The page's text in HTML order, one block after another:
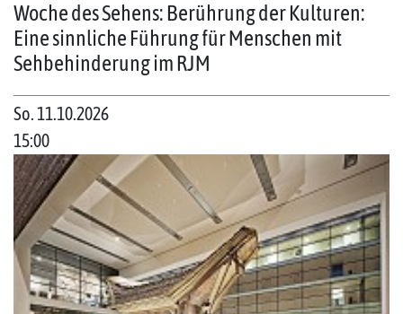
Woche des Sehens: Berührung der Kulturen:
Eine sinnliche Führung für Menschen mit
Sehbehinderung im RJM
So. 11.10.2026
15:00